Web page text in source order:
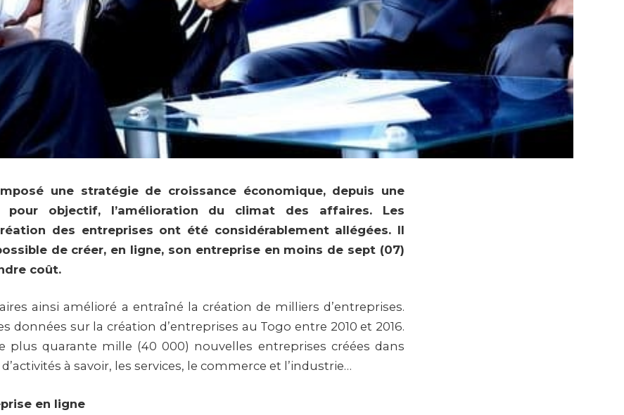
une stratégie de croissance économique, depuis une
pour objectif, l’amélioration du climat des affaires. Les
des entreprises ont été considérablement allégées. Il
de créer, en ligne, son entreprise en moins de sept (07)
coût.
ainsi amélioré a entraîné la création de milliers d’entreprises.
données sur la création d’entreprises au Togo entre 2010 et 2016.
plus quarante mille (40 000) nouvelles entreprises créées dans
à savoir, les services, le commerce et l’industrie…
en ligne